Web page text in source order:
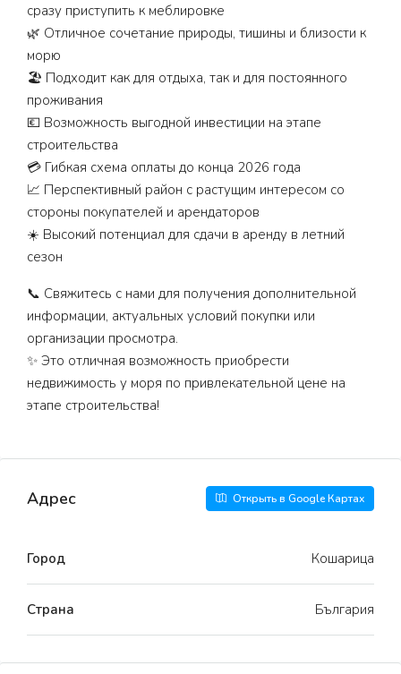
сразу приступить к меблировке
🌿 Отличное сочетание природы, тишины и близости к
морю
🏖️ Подходит как для отдыха, так и для постоянного
проживания
💶 Возможность выгодной инвестиции на этапе
строительства
💳 Гибкая схема оплаты до конца 2026 года
📈 Перспективный район с растущим интересом со
стороны покупателей и арендаторов
☀️ Высокий потенциал для сдачи в аренду в летний
сезон
📞 Свяжитесь с нами для получения дополнительной
информации, актуальных условий покупки или
организации просмотра.
✨ Это отличная возможность приобрести
недвижимость у моря по привлекательной цене на
этапе строительства!
Адрес Открыть в Google Картах
Город Кошарица
Страна България